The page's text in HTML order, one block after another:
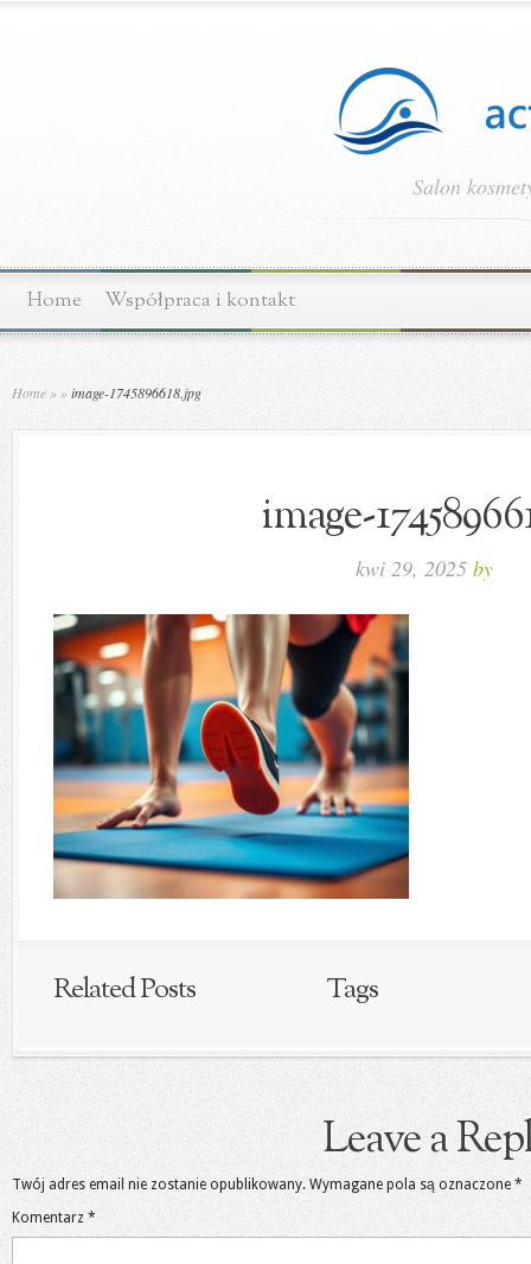
Salon
Home Współpraca i kontakt
Home » »image-1745896618.jpg
image-
kwi 29, 2025 by
Related Posts Tags
Leave a
Twój adres email nie zostanie opublikowany. Wymagane pola są oznaczone *
Komentarz *